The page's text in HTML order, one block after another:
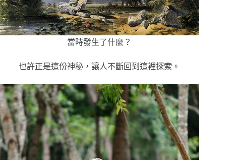
當時發生了什麼？
也許正是這份神秘，讓人不斷回到這裡探索。